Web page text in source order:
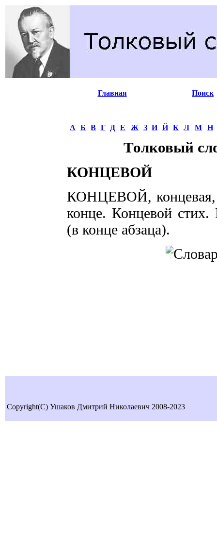
Главная Поиск
А Б В Г Д Е Ж З И Й К Л М Н
Толковый
КОНЦЕВОЙ
КОНЦЕВОЙ, концевая,
конце. Концевой стих.
(в конце абзаца).
Copyright(C) Ушаков Дмитрий Николаевич 2008-2023